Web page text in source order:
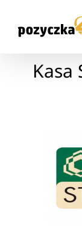
zawartości
Kasa